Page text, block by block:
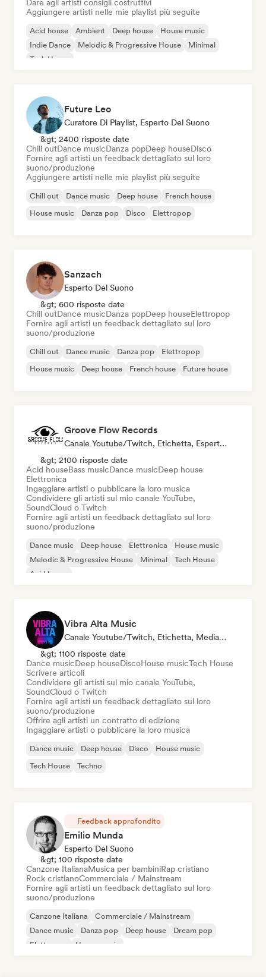
Dare agli artisti consigli costruttivi
Aggiungere artisti nelle mie playlist più seguite
Acid house Ambient Deep house
House music
Indie Dance
Melodic & Progressive House
Minimal
Tech House
Future Leo
Curatore Di Playlist, Esperto Del Suono
&gt; 2400 risposte date
Chill outDance musicDanza popDeep houseDisco
Fornire agli artisti un feedback dettagliato sul loro
suono/produzione
Aggiungere artisti nelle mie playlist più seguite
Chill out Dance music Deep house
French house
House music
Danza pop Disco Elettropop
Sanzach
Esperto Del Suono
&gt; 600 risposte date
Chill outDance musicDanza popDeep houseElettropop
Fornire agli artisti un feedback dettagliato sul loro
suono/produzione
Chill out Dance music Danza pop
Elettropop
House music
Deep house French house Future house
Groove Flow Records
Canale Youtube/Twitch, Etichetta, Esperto Del Suono
&gt; 2100 risposte date
Acid houseBass musicDance musicDeep house
Elettronica
Ingaggiare artisti o pubblicare la loro musica
Condividere gli artisti sul mio canale YouTube,
SoundCloud o Twitch
Fornire agli artisti un feedback dettagliato sul loro
suono/produzione
Dance music Deep house Elettronica
House music
Melodic & Progressive House
Minimal
Tech House
Acid house
Vibra Alta Music
Canale Youtube/Twitch, Etichetta, Media/Giornalista, Editore, Esperto Del Suono
&gt; 1100 risposte date
Dance musicDeep houseDiscoHouse musicTech House
Scrivere articoli
Condividere gli artisti sul mio canale YouTube,
SoundCloud o Twitch
Fornire agli artisti un feedback dettagliato sul loro
suono/produzione
Offrire agli artisti un contratto di edizione
Ingaggiare artisti o pubblicare la loro musica
Dance music Deep house Disco
House music
Tech House
Techno
Feedback approfondito
Emilio Munda
Esperto Del Suono
&gt; 100 risposte date
Canzone ItalianaMusica per bambiniRap cristiano
Rock cristianoCommerciale / Mainstream
Fornire agli artisti un feedback dettagliato sul loro
suono/produzione
Canzone Italiana
Commerciale / Mainstream
Dance music
Danza pop Deep house
Dream pop
Elettropop
House music